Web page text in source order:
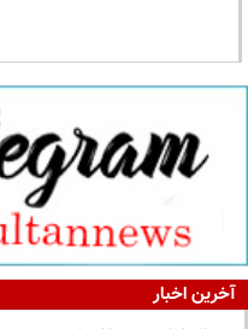
آخرین اخبار